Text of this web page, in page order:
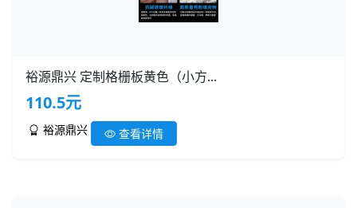
裕源鼎兴 定制格栅板黄色（小方...
110.5元
裕源鼎兴 查看详情